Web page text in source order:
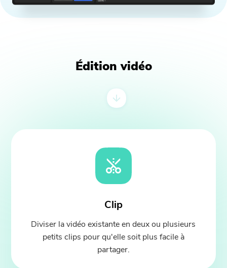
Édition vidéo
Clip
Diviser la vidéo existante en deux ou plusieurs
petits clips pour qu'elle soit plus facile à
partager.